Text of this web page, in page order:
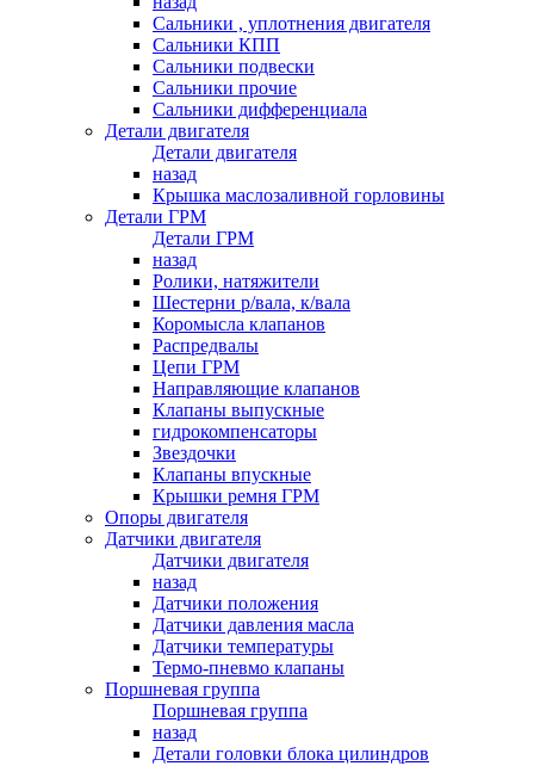
Сальники , уплотнения двигателя
Сальники КПП
Сальники подвески
Сальники прочие
Сальники дифференциала
Детали двигателя
Детали двигателя
назад
Крышка маслозаливной горловины
Детали ГРМ
Детали ГРМ
назад
Ролики, натяжители
Шестерни р/вала, к/вала
Коромысла клапанов
Распредвалы
Цепи ГРМ
Направляющие клапанов
Клапаны выпускные
гидрокомпенсаторы
Звездочки
Клапаны впускные
Крышки ремня ГРМ
Опоры двигателя
Датчики двигателя
Датчики двигателя
назад
Датчики положения
Датчики давления масла
Датчики температуры
Термо-пневмо клапаны
Поршневая группа
Поршневая группа
назад
Детали головки блока цилиндров